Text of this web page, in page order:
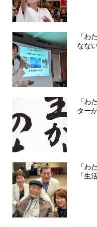
「わ
なな
「わ
ター
「わ
「生